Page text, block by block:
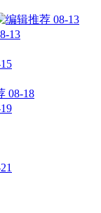
08-13
13
08-18